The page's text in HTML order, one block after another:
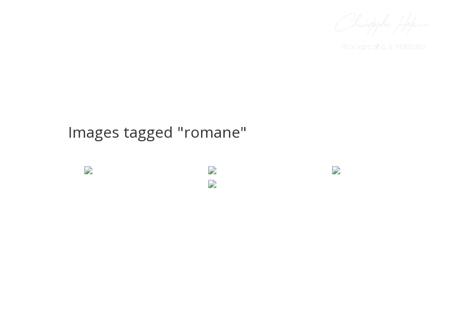
Images tagged "romane"